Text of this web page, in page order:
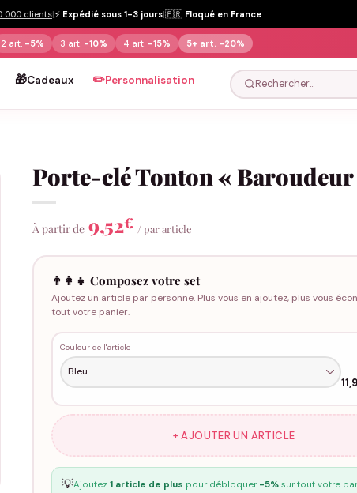
000 clients|⚡ Expédié sous 1-3 jours|🇫🇷 Floqué en France
2 art. -5% 3 art. -10% 4 art. -15% 5+ art. -20%
🎁Cadeaux ✏️Personnalisation Rechercher…
Porte-clé Tonton « Baroudeur
À partir de 9,52€ / par article
👨‍👩‍👧 Composez votre set
Ajoutez un article par personne. Plus vous en ajoutez, plus vous
tout votre panier.
Couleur de l'article
+ AJOUTER UN ARTICLE
💡Ajoutez 1 article de plus pour débloquer -5%sur tout votre